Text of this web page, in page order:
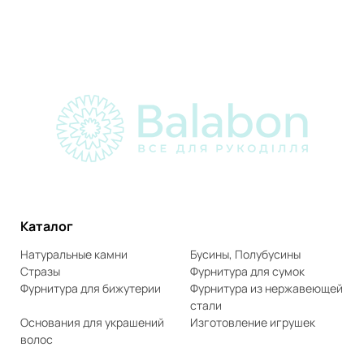
Каталог
Натуральные камни
Бусины, Полубусины
Стразы
Фурнитура для сумок
Фурнитура для бижутерии
Фурнитура из нержавеющей
стали
Основания для украшений
волос
Изготовление игрушек